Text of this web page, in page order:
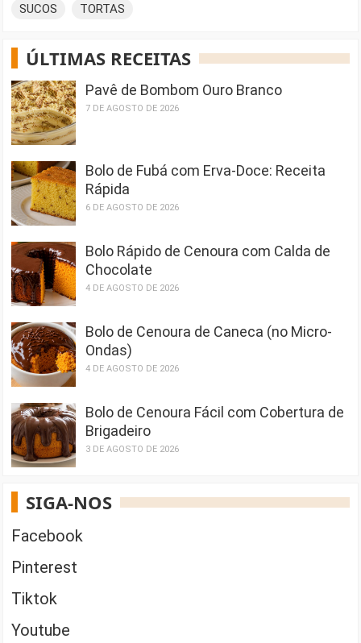
SUCOS TORTAS
ÚLTIMAS RECEITAS
Pavê de Bombom Ouro Branco
7 DE AGOSTO DE 2026
Bolo de Fubá com Erva-Doce: Receita
Rápida
6 DE AGOSTO DE 2026
Bolo Rápido de Cenoura com Calda de
Chocolate
4 DE AGOSTO DE 2026
Bolo de Cenoura de Caneca (no Micro-
Ondas)
4 DE AGOSTO DE 2026
Bolo de Cenoura Fácil com Cobertura de
Brigadeiro
3 DE AGOSTO DE 2026
SIGA-NOS
Facebook
Pinterest
Tiktok
Youtube